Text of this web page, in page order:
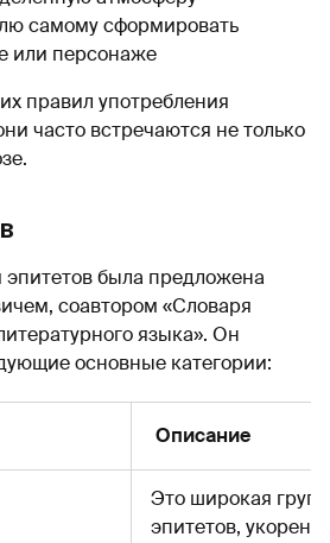
самому сформировать
или персонаже
правил употребления
часто встречаются не только
была предложена
соавтором «Словаря
языка». Он
основные категории:
Описание
Это широкая
эпитетов,